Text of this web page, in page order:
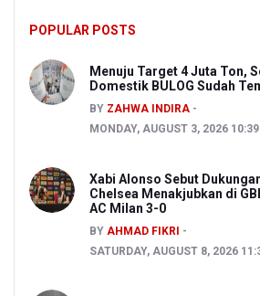
POPULAR POSTS
Menuju Target 4 Juta Ton,
Domestik BULOG Sudah
BY ZAHWA INDIRA
MONDAY, AUGUST 3, 2026
Xabi Alonso Sebut
Chelsea Menakjubkan di
AC Milan 3-0
BY AHMAD FIKRI
SATURDAY, AUGUST 8, 2026